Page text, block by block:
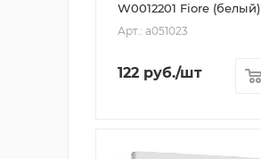
W0012201 Fiore (белый)
Арт.: a051023
122 руб./шт